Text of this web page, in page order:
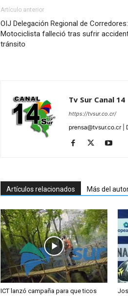
Artículo anterior
OIJ Delegación Regional de Corredores:
Motociclista falleció tras sufrir
tránsito
Tv Sur Canal 14
https://tvsur.co.cr/
prensa@tvsur.co.cr |
Artículos relacionados Más del
ICT lanzó campaña para que ticos